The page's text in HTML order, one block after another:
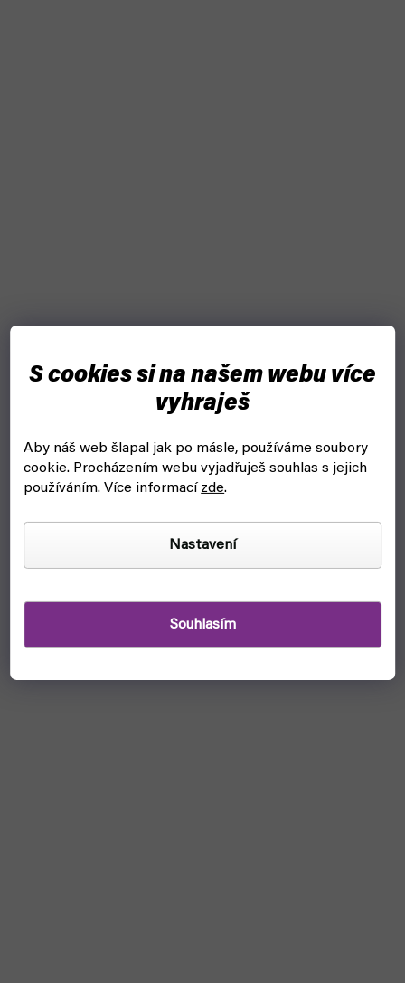
S cookies si na našem webu více
vyhraješ
Aby náš web šlapal jak po másle, používáme soubory
cookie. Procházením webu vyjadřuješ souhlas s jejich
používáním. Více informacízde.
Nastavení
Souhlasím